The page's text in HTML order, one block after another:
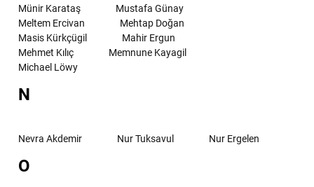
Münir Karataş
Mustafa Günay
Meltem Ercivan
Mehtap Doğan
Masis Kürkçügil
Mahir Ergun
Mehmet Kılıç
Memnune Kayagil
Michael Löwy
N
Nevra Akdemir Nur Tuksavul Nur Ergelen
O